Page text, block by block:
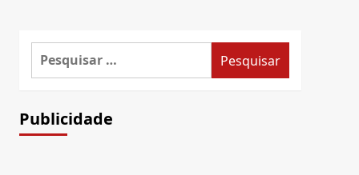
Pesquisar
Publicidade